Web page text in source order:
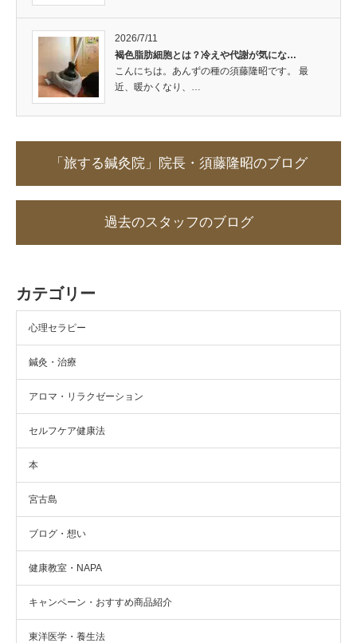
2026/7/11
褐色脂肪細胞とは？冷えや代謝が気にな…
こんにちは。あんずの種の須藤隆昭です。 最
近、暖かくなり、…
「旅する鍼灸院」院長・須藤隆昭のブログ
過去のスタッフのブログ
カテゴリー
心理セラピー
鍼灸・治療
アロマ・リラクゼーション
セルフケア健康法
本
宮古島
ブログ・想い
健康教室・NAPA
キャンペーン・おすすめ商品紹介
東洋医学・養生法